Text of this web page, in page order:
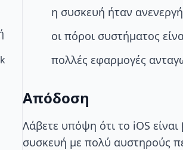
η συσκευή ήταν
οι πόροι συστήματος
πολλές εφαρμογές
Απόδοση
Λάβετε υπόψη ότι το iOS είναι
συσκευή με πολύ αυστηρούς